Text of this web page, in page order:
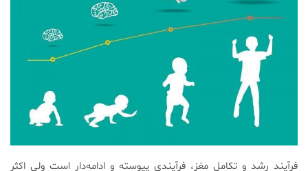
فرآیند رشد و تکامل مغز، فرآیندی پیوسته و ادامه‌دار است ولی اکثر